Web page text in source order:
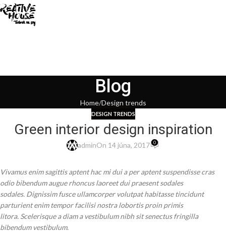
Blog
Home Design trends
DESIGN TRENDS
Green interior design inspiration
adminOn 14 júna, 2017 0
Vivamus enim sagittis aptent hac mi dui a per aptent suspendisse cras
odio bibendum augue rhoncus laoreet dui praesent sodales
sodales. Dignissim fusce ullamcorper volutpat habitasse tincidunt
parturient enim tempor facilisi nostra lobortis proin primis
litora. Scelerisque a diam a vestibulum nibh sit senectus fringilla
bibendum vestibulum.